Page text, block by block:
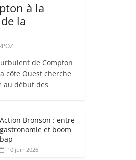
à la
la
de Compton
côte Ouest cherche
au début des
Action Bronson : entre
gastronomie et boom
bap
10 juin 2026